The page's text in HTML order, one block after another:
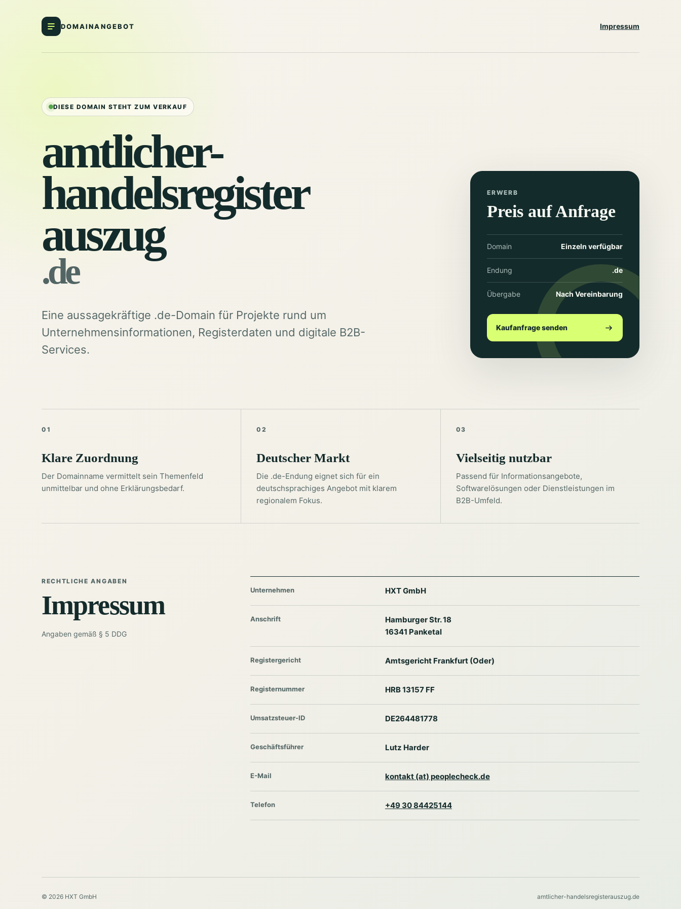
DOMAINANGEBOT Impressum
DIESE DOMAIN STEHT ZUM VERKAUF
amtlicher-
handelsregister
auszug
.de
Eine aussagekräftige .de-Domain für Projekte rund um
Unternehmensinformationen, Registerdaten und digitale B2B-
Services.
ERWERB
Preis auf Anfrage
Domain Einzeln verfügbar
Endung .de
Übergabe Nach Vereinbarung
Kaufanfrage senden
01
Klare Zuordnung
Der Domainname vermittelt sein Themenfeld
unmittelbar und ohne Erklärungsbedarf.
02
Deutscher Markt
Die .de-Endung eignet sich für ein
deutschsprachiges Angebot mit klarem
regionalem Fokus.
03
Vielseitig nutzbar
Passend für Informationsangebote,
Softwarelösungen oder Dienstleistungen im
B2B-Umfeld.
RECHTLICHE ANGABEN
Impressum
Angaben gemäß § 5 DDG
Unternehmen HXT GmbH
Anschrift
Hamburger Str. 18
16341 Panketal
Registergericht Amtsgericht Frankfurt (Oder)
Registernummer HRB 13157 FF
Umsatzsteuer-ID DE264481778
Geschäftsführer Lutz Harder
E-Mail kontakt (at) peoplecheck.de
Telefon +49 30 84425144
© 2026 HXT GmbH amtlicher-handelsregisterauszug.de